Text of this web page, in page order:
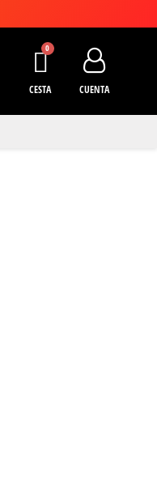
CESTA CUENTA